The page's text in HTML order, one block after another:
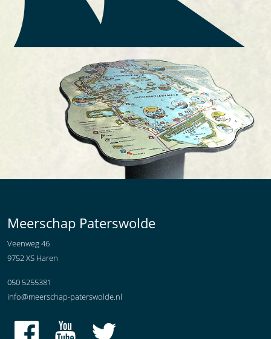
Meerschap Paterswolde
Veenweg 46
9752 XS Haren
050 5255381
info@meerschap-paterswolde.nl